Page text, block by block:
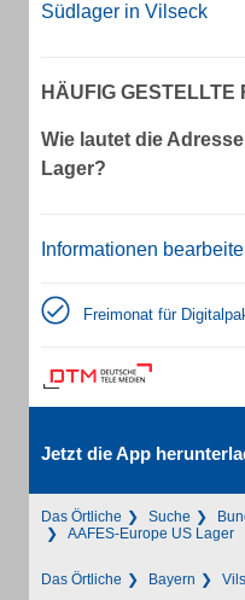
Südlager in Vilseck
HÄUFIG GESTELLTE
Wie lautet die
Lager?
Informationen
Freimonat für
Jetzt die App
Das Örtliche Suche
AAFES-Europe US Lager
Das Örtliche Bayern